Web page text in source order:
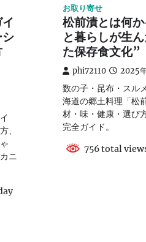
、
ニ
お取り寄せ
松前漬とは何
と暮らしが生
た保存食文化”
phi72110 2025
数の子・昆布・スル
海道の郷土料理「松
材・味・健康・選び
完全ガイド。
756 total